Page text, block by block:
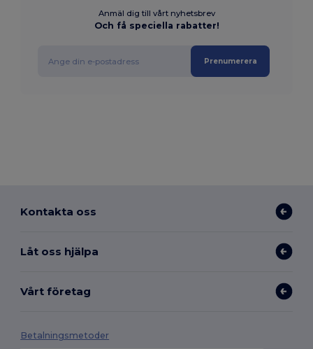
Anmäl dig till vårt nyhetsbrev
Och få speciella rabatter!
Prenumerera
Kontakta oss
Låt oss hjälpa
Vårt företag
Betalningsmetoder